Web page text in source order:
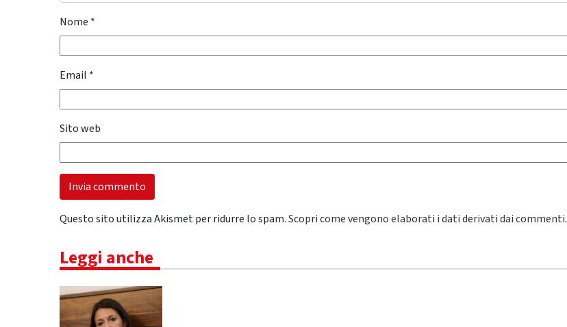
Nome *
Email *
Sito web
Questo sito utilizza Akismet per ridurre lo spam.Scopri come vengono elaborati i dati derivati dai commenti.
Leggi anche